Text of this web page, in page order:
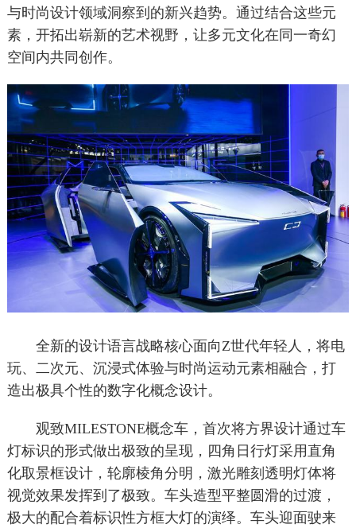
与时尚设计领域洞察到的新兴趋势。通过结合这些元
素，开拓出崭新的艺术视野，让多元文化在同一奇幻
空间内共同创作。
全新的设计语言战略核心面向Z世代年轻人，将电
玩、二次元、沉浸式体验与时尚运动元素相融合，打
造出极具个性的数字化概念设计。
观致MILESTONE概念车，首次将方界设计通过车
灯标识的形式做出极致的呈现，四角日行灯采用直角
化取景框设计，轮廓棱角分明，激光雕刻透明灯体将
视觉效果发挥到了极致。车头造型平整圆滑的过渡，
极大的配合着标识性方框大灯的演绎。车头迎面驶来